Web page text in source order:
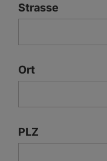
Strasse
Ort
PLZ